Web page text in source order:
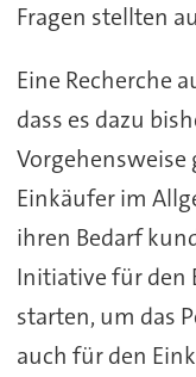
Fragen stellten
Eine Recherche
dass es dazu
Einkäufer im
ihren Bedarf
Initiative für den
starten, um das
auch für den